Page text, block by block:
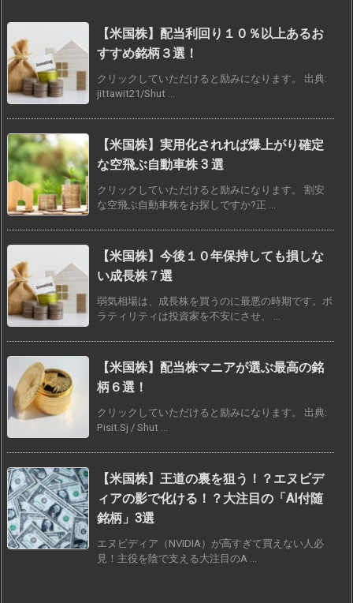
【米国株】配当利回り１０％以上あるお
すすめ銘柄３選！
クリックしていただけると励みになります。 出典:
jittawit21/Shut ...
【米国株】実用化されれば爆上がり確定
な空飛ぶ自動車株 3 選
クリックしていただけると励みになります。 割安
な空飛ぶ自動車株をお探しですか?正 ...
【米国株】今後１０年保持しても損しな
い成長株７選
弱気相場は、成長株を買うのに最悪の時期です。ボ
ラティリティは投資家を不安にさせ、 ...
【米国株】配当株マニアが選ぶ最高の銘
柄６選！
クリックしていただけると励みになります。 出典:
Pisit.Sj / Shut ...
【米国株】王道の裏を狙う！？エヌビデ
ィアの影で化ける！？大注目の「AI付随
銘柄」3選
エヌビディア（NVIDIA）が高すぎて買えない人必
見！主役を陰で支える大注目のA ...